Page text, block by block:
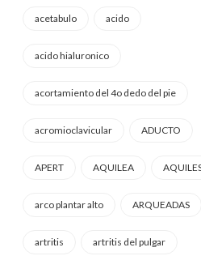
acetabulo acido
acido hialuronico
acortamiento del 4o dedo del pie
acromioclavicular ADUCTO
APERT AQUILEA
arco plantar alto ARQUEADAS
artritis artritis del pulgar